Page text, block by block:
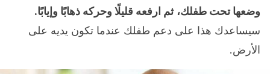
وضعها تحت طفلك، ثم ارفعه قليلًا وحركه ذهابًا وإيابًا.
سيساعدك هذا على دعم طفلك عندما تكون يديه على
الأرض.